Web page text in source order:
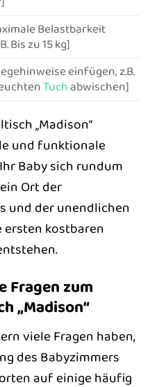
Belastbarkeit
Bis zu 15 kg]
einfügen, z.B.
Tuchabwischen]
„Madison“
und funktionale
Baby sich rundum
Ort der
und der unendlichen
ersten kostbaren
Fragen zum
„Madison“
viele Fragen haben,
des Babyzimmers
auf einige häufig